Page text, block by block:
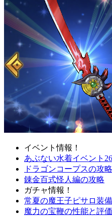
イベント情報！
あぶない水着イベント
ドラゴンコープスの攻略
錬金百式怪人編の攻略
ガチャ情報！
常夏の魔王子ピサロ装
魔力の宝鞭の性能と評価